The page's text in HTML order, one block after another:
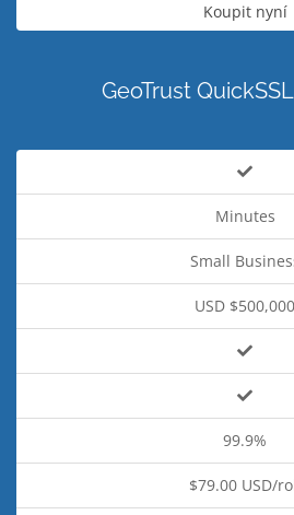
Koupit nyní
GeoTrust
Minutes
Small
USD $500,000
99.9%
$79.00 USD/